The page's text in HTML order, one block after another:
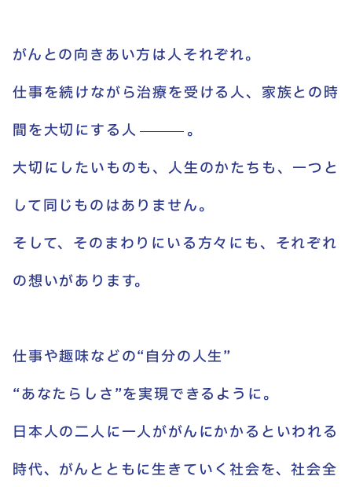
がんとの向きあい方は人それぞれ。
仕事を続けながら治療を受ける人、家族との時
間を大切にする人
。
大切にしたいものも、人生のかたちも、一つと
して同じものはありません。
そして、そのまわりにいる方々にも、それぞれ
の想いがあります。
仕事や趣味などの“自分の人生”
“あなたらしさ”を実現できるように。
日本人の二人に一人ががんにかかるといわれる
時代、がんとともに生きていく社会を、社会全